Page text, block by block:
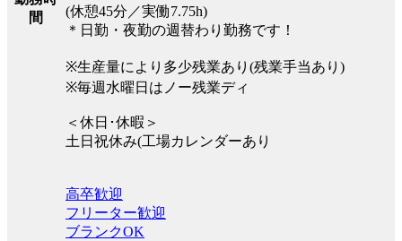
間
(休憩45分／実働7.75h)
＊日勤・夜勤の週替わり勤務です！
※生産量により多少残業あり(残業手当あり)
※毎週水曜日はノー残業ディ
＜休日･休暇＞
土日祝休み(工場カレンダーあり
高卒歓迎
フリーター歓迎
ブランクOK